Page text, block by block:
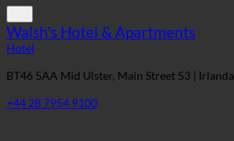
Walsh's Hotel & Apartments
Hotel
BT46 5AA Mid Ulster, Main Street 53 |
+44 28 7954 9100